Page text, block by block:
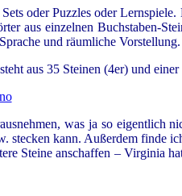
oder Puzzles oder
aus einzelnen Buchstaben-
und räumliche Vorstellung.
aus 35 Steinen (4er) und
was ja so eigentlich
stecken kann. Außerdem
Steine anschaffen – Virginia